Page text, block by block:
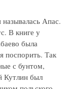
Апас.
В книге у
была
поспорить. Так
с бунтом,
Кутлин был